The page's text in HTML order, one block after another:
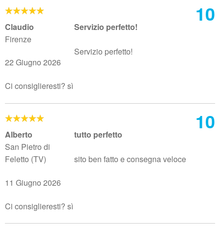
10
Claudio
Firenze
22 Giugno 2026
Ci consiglieresti? sì
Servizio perfetto!
Servizio perfetto!
10
Alberto
San Pietro di
Feletto (TV)
11 Giugno 2026
Ci consiglieresti? sì
tutto perfetto
sito ben fatto e consegna veloce